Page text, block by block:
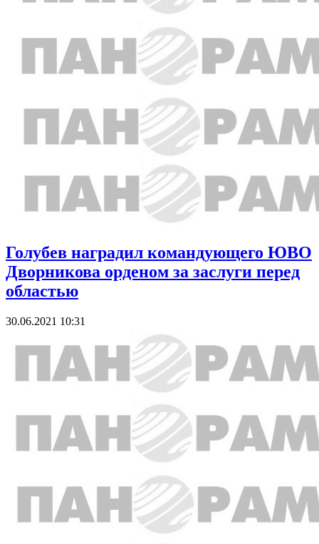
Голубев наградил командующего ЮВО
Дворникова орденом за заслуги перед
областью
30.06.2021 10:31